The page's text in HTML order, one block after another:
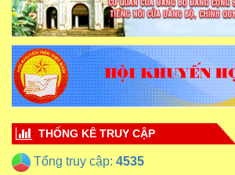
THỐNG KÊ TRUY CẬP
Tổng truy cập: 4535